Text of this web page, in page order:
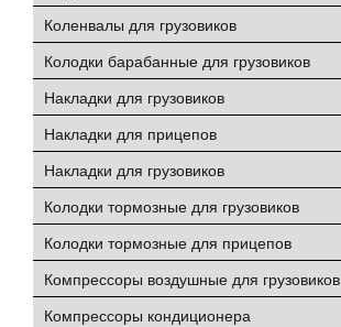
Коленвалы для грузовиков
Колодки барабанные для грузовиков
Накладки для грузовиков
Накладки для прицепов
Накладки для грузовиков
Колодки тормозные для грузовиков
Колодки тормозные для прицепов
Компрессоры воздушные для грузовиков
Компрессоры кондиционера